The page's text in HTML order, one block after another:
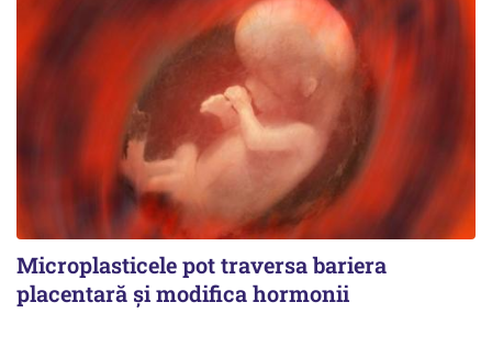
Microplasticele pot traversa bariera
placentară și modifica hormonii